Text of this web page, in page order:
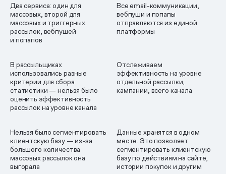
Два сервиса: один для
массовых, второй для
массовых и триггерных
рассылок, вебпушей
и попапов
Все email-коммуникации,
вебпуши и попапы
отправляются из единой
платформы
В рассыльщиках
использовались разные
критерии для сбора
статистики — нельзя было
оценить эффективность
рассылок на уровне канала
Отслеживаем
эффективность на уровне
отдельной рассылки,
кампании, всего канала
Нельзя было сегментировать
клиентскую базу — из-за
большого количества
массовых рассылок она
выгорала
Данные хранятся в одном
месте. Это позволяет
сегментировать клиентскую
базу по действиям на сайте,
истории покупок и другим